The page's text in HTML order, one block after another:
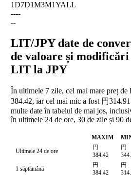
1D7D1M3M1YALL
----
--
LIT/JPY date de
de valoare și
LIT la JPY
În ultimele 7 zile, cel mai mare preț
384.42, iar cel mai mic a fost 円
multe date în tabelul de mai jos,
în ultimele 24 de ore, 30 de zile și 90
MAXIM
Ultimele 24 de ore
円
384.42
円
1 săptămână
円
384.42
円